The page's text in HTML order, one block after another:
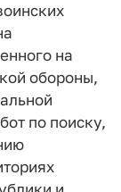
на
обороны,
по поиску,